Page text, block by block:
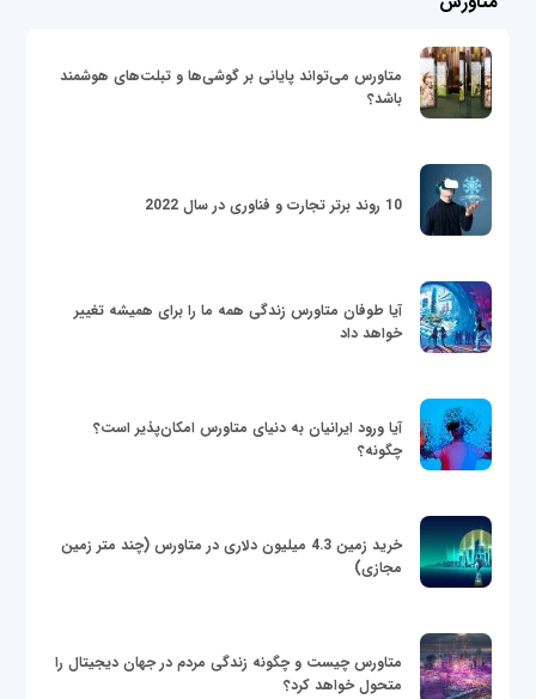
متاورس می‌تواند پایانی بر گوشی‌ها و تبلت‌های هوشمند
باشد؟
10 روند برتر تجارت و فناوری در سال 2022
آیا طوفان متاورس زندگی همه ما را برای همیشه تغییر
خواهد داد
آیا ورود ایرانیان به دنیای متاورس امکان‌پذیر است؟
چگونه؟
خرید زمین 4.3 میلیون دلاری در متاورس (چند متر زمین
مجازی)
متاورس چیست و چگونه زندگی مردم در جهان دیجیتال را
متحول خواهد کرد؟